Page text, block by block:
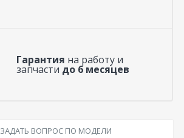
Гарантия на работу и
запчасти до 6 месяцев
ЗАДАТЬ ВОПРОС ПО МОДЕЛИ